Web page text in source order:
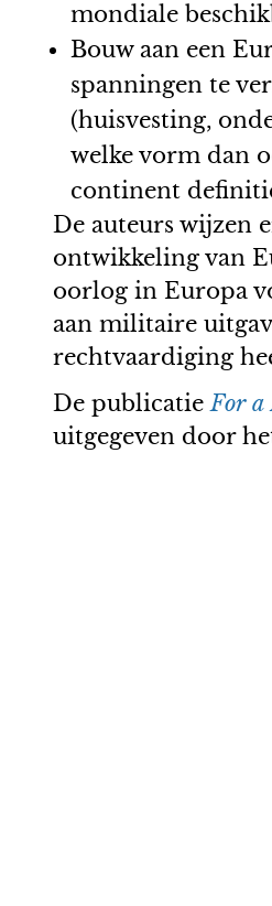
mondiale
Bouw aan een
spanningen te
(huisvesting,
welke vorm dan
continent
De auteurs wijzen
ontwikkeling van
oorlog in Europa
aan militaire
rechtvaardiging
De publicatieFor a
uitgegeven door